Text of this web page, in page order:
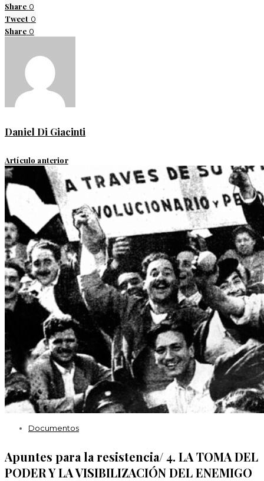
Share 0
Tweet 0
Share 0
Daniel Di Giacinti
Artículo anterior
Documentos
Apuntes para la resistencia/ 4. LA TOMA DEL
PODER Y LA VISIBILIZACIÓN DEL ENEMIGO